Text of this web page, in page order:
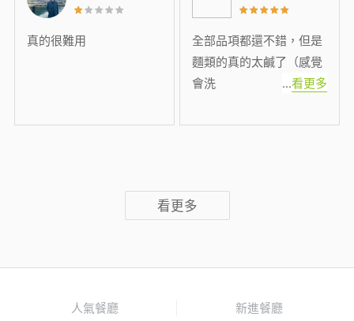
真的很難用
全部品項都還不錯，但是
麵類的真的太鹹了（感覺
會洗
...看更多
看更多
人氣餐廳 新進餐廳